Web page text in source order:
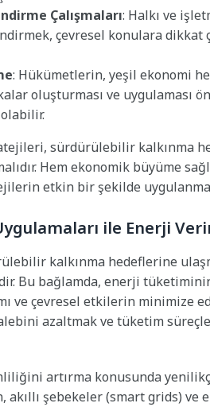
Çalışmaları: Halkı ve
çevresel konulara dikkat
: Hükümetlerin, yeşil ekonomi
oluşturması ve uygulaması
sürdürülebilir kalkınma
Hem ekonomik büyüme
etkin bir şekilde
ile Enerji
kalkınma hedeflerine
Bu bağlamda, enerji
ve çevresel etkilerin minimize
azaltmak ve tüketim
artırma konusunda
akıllı şebekeler (smart grids)